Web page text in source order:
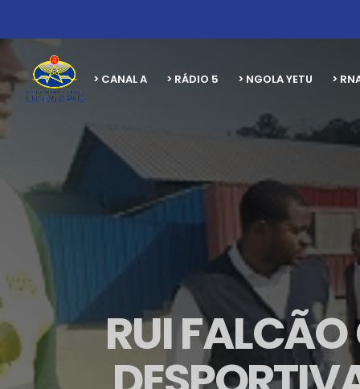
> CANAL A > RÁDIO 5 > NGOLA YETU >
RUI